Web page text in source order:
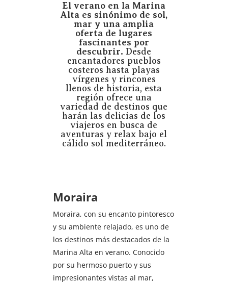
El verano en la Marina
Altaes sinónimo de sol,
mar y una amplia
oferta de lugares
fascinantes por
descubrir. Desde
encantadores pueblos
costeros hasta playas
vírgenes y rincones
llenos de historia, esta
región ofrece una
variedad de destinos que
harán las delicias de los
viajeros en busca de
aventuras y relax bajo el
cálido sol mediterráneo.
Moraira
Moraira, con su encanto pintoresco
y su ambiente relajado, es uno de
los destinos más destacados de la
Marina Alta en verano. Conocido
por su hermoso puerto y sus
impresionantes vistas al mar,